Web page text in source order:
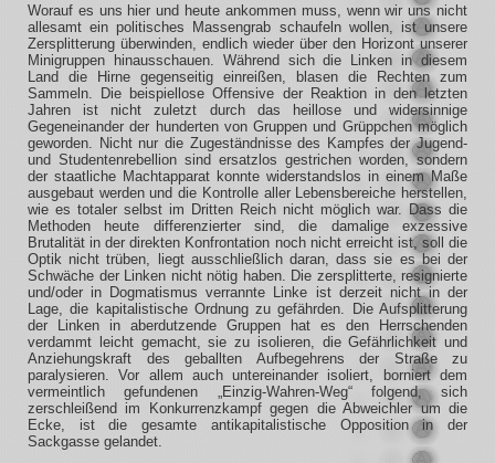
Worauf es uns hier und heute ankommen muss, wenn wir uns nicht
allesamt ein politisches Massengrab schaufeln wollen, ist unsere
Zersplitterung überwinden, endlich wieder über den Horizont unserer
Minigruppen hinausschauen. Während sich die Linken in diesem
Land die Hirne gegenseitig einreißen, blasen die Rechten zum
Sammeln. Die beispiellose Offensive der Reaktion in den letzten
Jahren ist nicht zuletzt durch das heillose und widersinnige
Gegeneinander der hunderten von Gruppen und Grüppchen möglich
geworden. Nicht nur die Zugeständnisse des Kampfes der Jugend-
und Studentenrebellion sind ersatzlos gestrichen worden, sondern
der staatliche Machtapparat konnte widerstandslos in einem Maße
ausgebaut werden und die Kontrolle aller Lebensbereiche herstellen,
wie es totaler selbst im Dritten Reich nicht möglich war. Dass die
Methoden heute differenzierter sind, die damalige exzessive
Brutalität in der direkten Konfrontation noch nicht erreicht ist, soll die
Optik nicht trüben, liegt ausschließlich daran, dass sie es bei der
Schwäche der Linken nicht nötig haben. Die zersplitterte, resignierte
und/oder in Dogmatismus verrannte Linke ist derzeit nicht in der
Lage, die kapitalistische Ordnung zu gefährden. Die Aufsplitterung
der Linken in aberdutzende Gruppen hat es den Herrschenden
verdammt leicht gemacht, sie zu isolieren, die Gefährlichkeit und
Anziehungskraft des geballten Aufbegehrens der Straße zu
paralysieren. Vor allem auch untereinander isoliert, borniert dem
vermeintlich gefundenen „Einzig-Wahren-Weg“ folgend, sich
zerschleißend im Konkurrenzkampf gegen die Abweichler um die
Ecke, ist die gesamte antikapitalistische Opposition in der
Sackgasse gelandet.